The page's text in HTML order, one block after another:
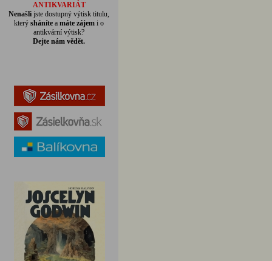
ANTIKVARIÁT
Nenašli jste dostupný výtisk titulu,
kterýsháníte amáte zájem i o
antikvární výtisk?
Dejte nám vědět.